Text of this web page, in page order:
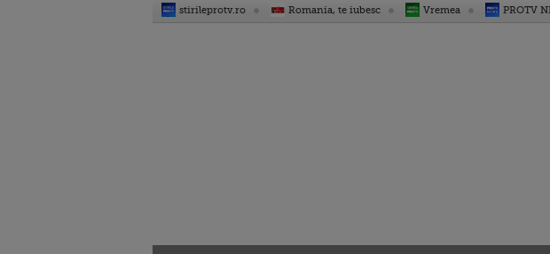
stirileprotv.ro Romania, te iubesc Vremea PROTV